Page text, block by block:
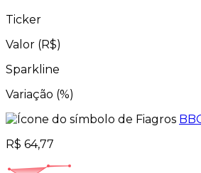
Ticker
Valor (R$)
Sparkline
Variação (%)
R$ 64,77